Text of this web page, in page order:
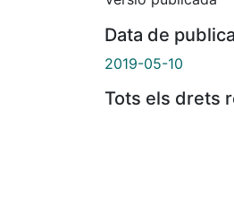
Data de
2019-05-10
Tots els drets